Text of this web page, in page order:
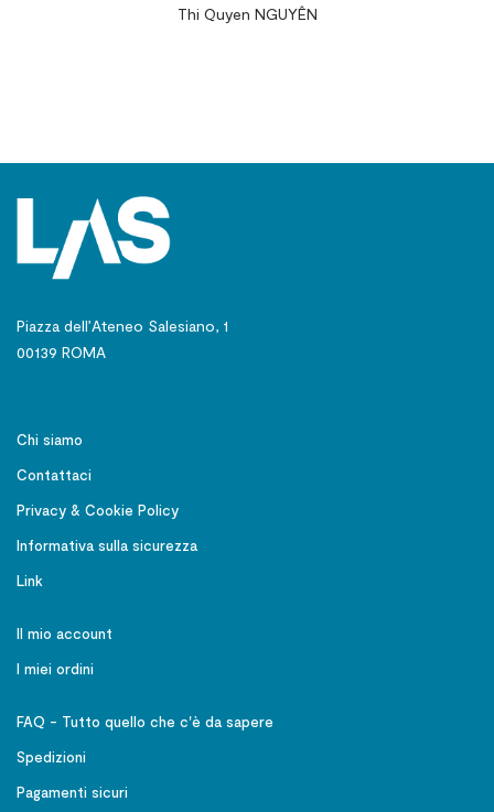
ricerca e di intervento
Thi Quyen NGUYÊN
Piazza dell’Ateneo Salesiano, 1
00139 ROMA
Chi siamo
Contattaci
Privacy & Cookie Policy
Informativa sulla sicurezza
Link
Il mio account
I miei ordini
FAQ - Tutto quello che c'è da sapere
Spedizioni
Pagamenti sicuri